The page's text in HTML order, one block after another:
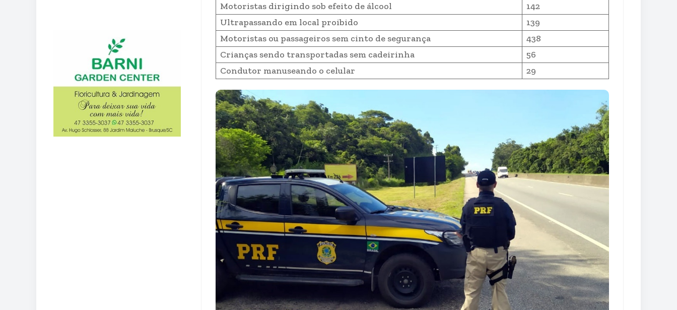
Motoristas dirigindo sob efeito de álcool
142
Ultrapassando em local proibido
139
Motoristas ou passageiros sem cinto de segurança
438
Crianças sendo transportadas sem cadeirinha
56
Condutor manuseando o celular
29